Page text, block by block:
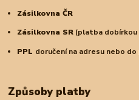
Zásilkovna ČR
Zásilkovna SR (platba dobírkou
PPL doručení na adresu nebo
Způsoby platby